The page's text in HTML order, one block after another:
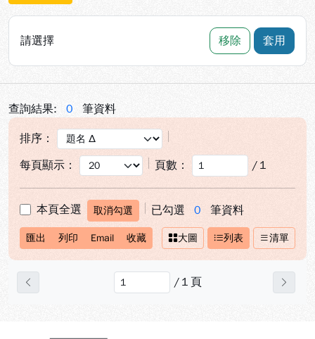
請選擇 移除 套用
查詢結果: 0 筆資料
排序：
每頁顯示：
頁數： / 1
本頁全選 取消勾選 已勾選 0 筆資料
匯出 列印 Email 收藏 大圖 列表 清單
/ 1 頁